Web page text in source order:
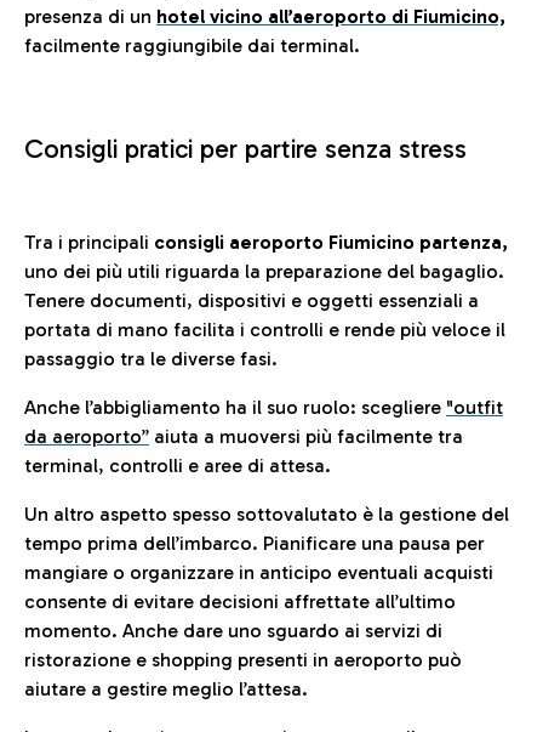
presenza di un hotel vicino all’aeroporto di Fiumicino,
facilmente raggiungibile dai terminal.
Consigli pratici per partire senza stress
Tra i principali consigli aeroporto Fiumicino partenza,
uno dei più utili riguarda la preparazione del bagaglio.
Tenere documenti, dispositivi e oggetti essenziali a
portata di mano facilita i controlli e rende più veloce il
passaggio tra le diverse fasi.
Anche l’abbigliamento ha il suo ruolo: scegliere "outfit
da aeroporto” aiuta a muoversi più facilmente tra
terminal, controlli e aree di attesa.
Un altro aspetto spesso sottovalutato è la gestione del
tempo prima dell’imbarco. Pianificare una pausa per
mangiare o organizzare in anticipo eventuali acquisti
consente di evitare decisioni affrettate all’ultimo
momento. Anche dare uno sguardo ai servizi di
ristorazione e shopping presenti in aeroporto può
aiutare a gestire meglio l’attesa.